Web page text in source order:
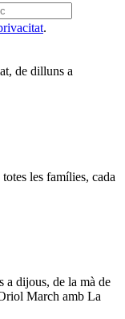
.
de dilluns a
les famílies, cada
a dijous, de la mà de
March amb La